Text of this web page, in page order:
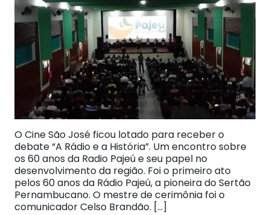
O Cine São José ficou lotado para receber o
debate “A Rádio e a História”. Um encontro sobre
os 60 anos da Radio Pajeú e seu papel no
desenvolvimento da região. Foi o primeiro ato
pelos 60 anos da Rádio Pajeú, a pioneira do Sertão
Pernambucano. O mestre de cerimônia foi o
comunicador Celso Brandão. […]